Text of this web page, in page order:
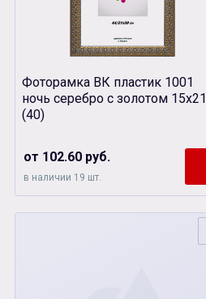
Фоторамка ВК пластик 1001
ночь серебро с золотом 15х21
(40)
от 102.60 руб.
в наличии 19 шт.